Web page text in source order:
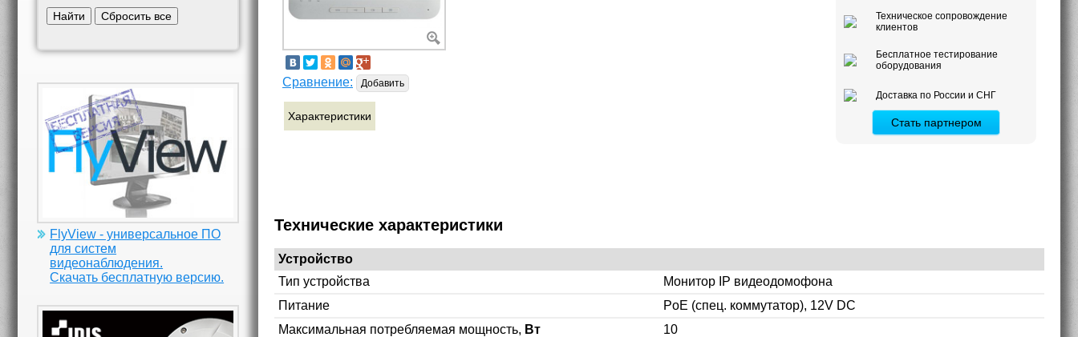
Найти Сбросить все
FlyView - универсальное ПО
для систем
видеонаблюдения.
Скачать бесплатную версию.
Сравнение: Добавить
Характеристики
Техническое сопровождение
клиентов
Бесплатное тестирование
оборудования
Доставка по России и СНГ
Стать партнером
Технические характеристики
Устройство
Тип устройства
Монитор IP видеодомофона
Питание
PoE (спец. коммутатор), 12V DC
Максимальная потребляемая мощность, Вт
10